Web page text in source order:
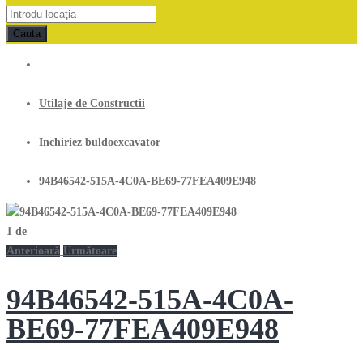
Cauta
Utilaje de Constructii
Inchiriez buldoexcavator
94B46542-515A-4C0A-BE69-77FEA409E948
1 de
Anterioară Următoare
94B46542-515A-4C0A-
BE69-77FEA409E948